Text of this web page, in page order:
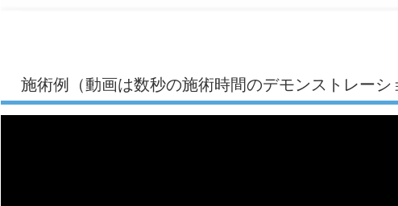
施術例（動画は数秒の施術時間のデモンストレーシ